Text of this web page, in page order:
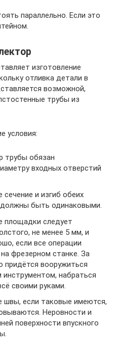
параллельно. Если это
изготовление
отливка детали в
возможной,
трубы из
условия:
трубы обязан
входных отверстий
и изгиб обеих
должны быть одинаковыми.
площадки следует
не менее 5 мм, и
если все операции
фрезерном станке. За
придётся вооружиться
набраться
своими руками.
швы, если таковые имеются,
Неровности и
поверхности впускного